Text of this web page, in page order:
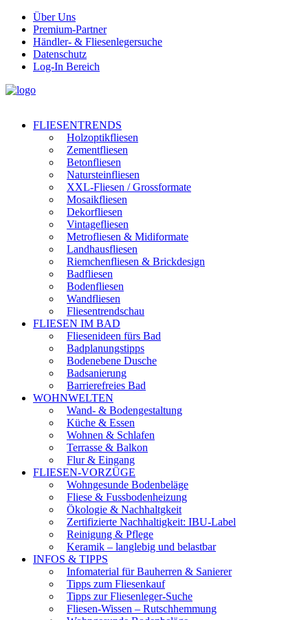
Über Uns
Premium-Partner
Händler- & Fliesenlegersuche
Datenschutz
Log-In Bereich
FLIESENTRENDS
Holzoptikfliesen
Zementfliesen
Betonfliesen
Natursteinfliesen
XXL-Fliesen / Grossformate
Mosaikfliesen
Dekorfliesen
Vintagefliesen
Metrofliesen & Midiformate
Landhausfliesen
Riemchenfliesen & Brickdesign
Badfliesen
Bodenfliesen
Wandfliesen
Fliesentrendschau
FLIESEN IM BAD
Fliesenideen fürs Bad
Badplanungstipps
Bodenebene Dusche
Badsanierung
Barrierefreies Bad
WOHNWELTEN
Wand- & Bodengestaltung
Küche & Essen
Wohnen & Schlafen
Terrasse & Balkon
Flur & Eingang
FLIESEN-VORZÜGE
Wohngesunde Bodenbeläge
Fliese & Fussbodenheizung
Ökologie & Nachhaltgkeit
Zertifizierte Nachhaltigkeit: IBU-Label
Reinigung & Pflege
Keramik – langlebig und belastbar
INFOS & TIPPS
Infomaterial für Bauherren & Sanierer
Tipps zum Fliesenkauf
Tipps zur Fliesenleger-Suche
Fliesen-Wissen – Rutschhemmung